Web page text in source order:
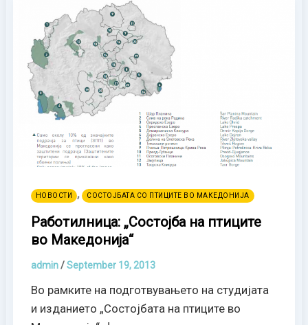
НОВОСТИ , СОСТОЈБАТА СО ПТИЦИТЕ ВО МАКЕДОНИЈА
Работилница: „Состојба на птиците
во Македонија“
admin/September 19, 2013
Во рамките на подготвувањето на студијата
и изданието „Состојбата на птиците во